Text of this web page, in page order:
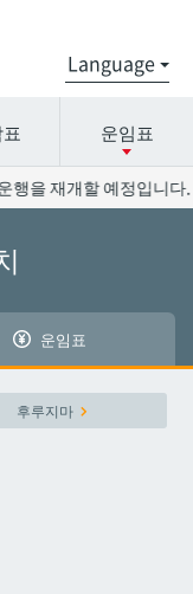
하십시오.
선택하십시오.
운임표
재개할 예정입니다.
운임표
후루지마